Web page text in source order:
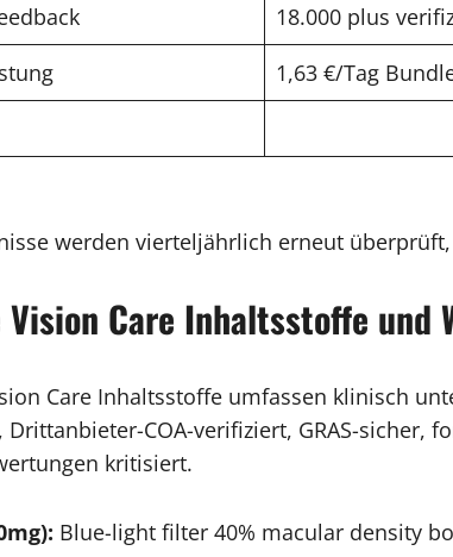
18.000 plus
1,63 €/Tag
werden vierteljährlich erneut
Vision Care Inhaltsstoffe und
Care Inhaltsstoffe umfassen klinisch
Drittanbieter-COA-verifiziert, GRAS-sicher,
kritisiert.
Blue-light filter 40% macular density